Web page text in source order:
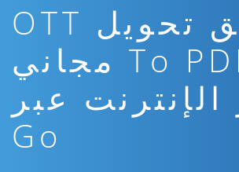
تطبيق تحويل OTT
To PDFA مجاني
الإنترنت عبر
Go